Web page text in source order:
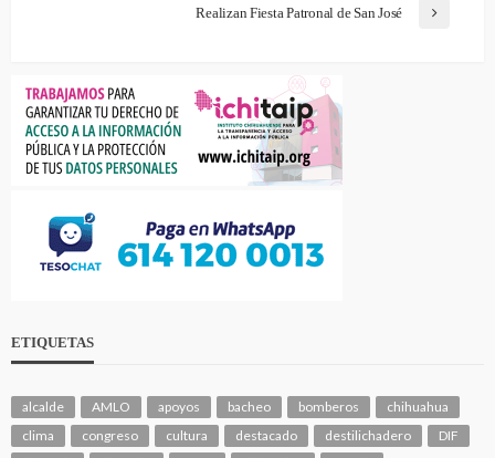
Realizan Fiesta Patronal de San José
ETIQUETAS
alcalde AMLO apoyos bacheo bomberos
chihuahua
clima
congreso cultura destacado destilichadero
DIF